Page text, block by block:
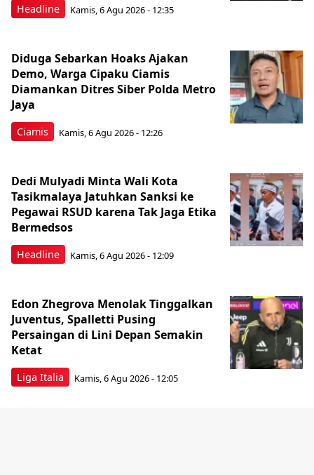
Headline Kamis, 6 Agu 2026 - 12:35
Ciamis
Diduga Sebarkan Hoaks Ajakan
Demo, Warga Cipaku Ciamis
Diamankan Ditres Siber Polda Metro
Jaya
Kamis, 6 Agu 2026 - 12:26
Headline
Dedi Mulyadi Minta Wali Kota
Tasikmalaya Jatuhkan Sanksi ke
Pegawai RSUD karena Tak Jaga Etika
Bermedsos
Kamis, 6 Agu 2026 - 12:09
Liga Italia
Edon Zhegrova Menolak Tinggalkan
Juventus, Spalletti Pusing
Persaingan di Lini Depan Semakin
Ketat
Kamis, 6 Agu 2026 - 12:05